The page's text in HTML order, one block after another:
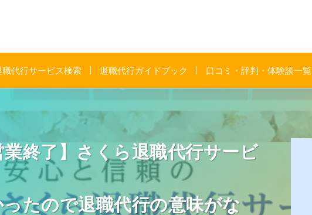
職代行サービス検索 退職代行ガイドブック 口コミ・評判・体験談一覧
業終了】さくら退職代行サービ
たので退職代行の意味がな